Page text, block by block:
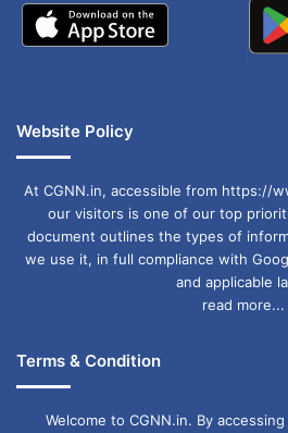
Website Policy
At CGNN.in, accessible from https://
our visitors is one of our top
document outlines the types of
we use it, in full compliance with
and applicable
read more...
Terms & Condition
Welcome to CGNN.in. By